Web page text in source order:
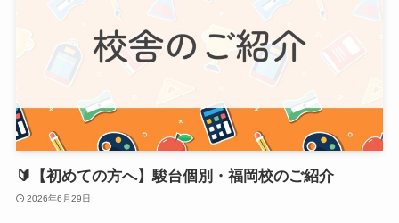
🔰【初めての方へ】駿台個別・福岡校のご紹介
2026年6月29日